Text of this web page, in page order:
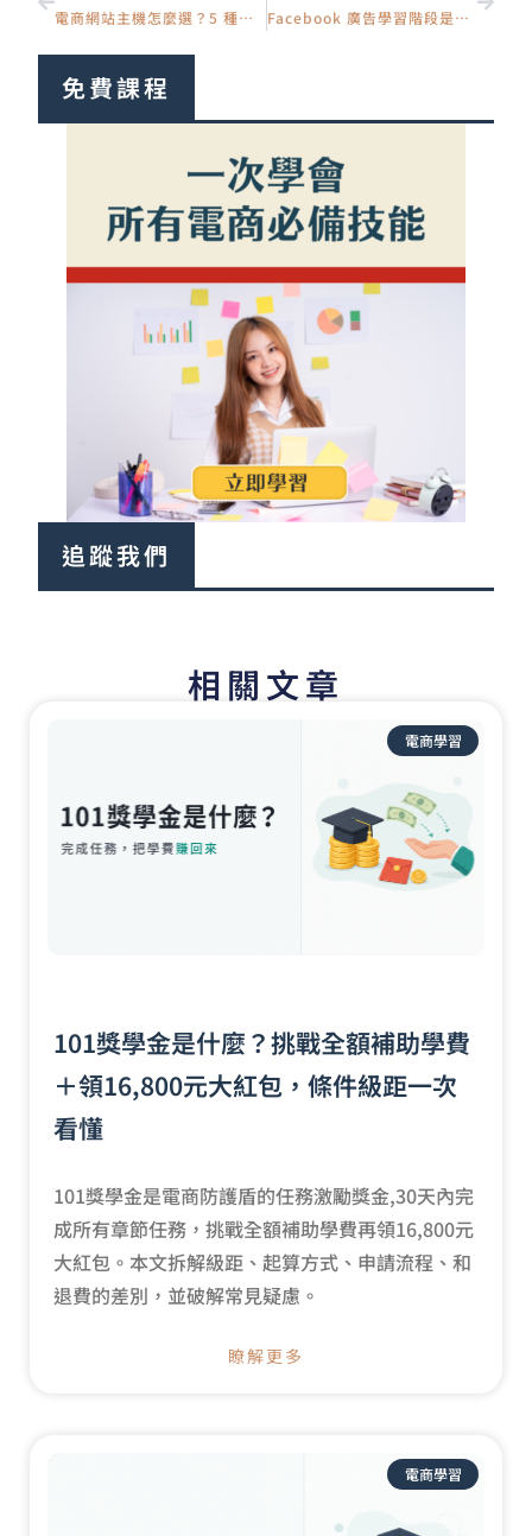
電商網站主機怎麼選？5 種主機類型、價格與 3 大主機商比較 Facebook 廣告學習階段是什麼？為什麼成效差、怎麼加速完成
免費課程
追蹤我們
相關文章
電商學習
101獎學金是什麼？挑戰全額補助學費
＋領16,800元大紅包，條件級距一次
看懂
101獎學金是電商防護盾的任務激勵獎金,30天內完
成所有章節任務，挑戰全額補助學費再領16,800元
大紅包。本文拆解級距、起算方式、申請流程、和
退費的差別，並破解常見疑慮。
瞭解更多
電商學習